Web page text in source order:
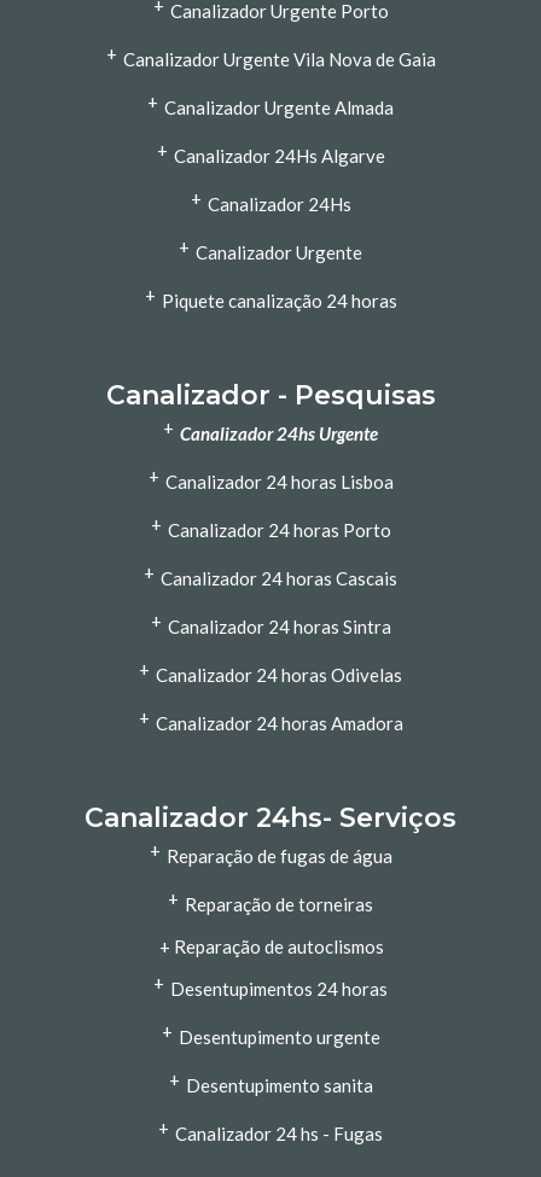
+ Canalizador Urgente Porto
+ Canalizador Urgente Vila Nova de Gaia
+ Canalizador Urgente Almada
+ Canalizador 24Hs Algarve
+ Canalizador 24Hs
+ Canalizador Urgente
+ Piquete canalização 24 horas
Canalizador - Pesquisas
+ Canalizador 24hs Urgente
+ Canalizador 24 horas Lisboa
+ Canalizador 24 horas Porto
+ Canalizador 24 horas Cascais
+ Canalizador 24 horas Sintra
+ Canalizador 24 horas Odivelas
+ Canalizador 24 horas Amadora
Canalizador 24hs- Serviços
+ Reparação de fugas de água
+ Reparação de torneiras
+ Reparação de autoclismos
+ Desentupimentos 24 horas
+ Desentupimento urgente
+ Desentupimento sanita
+ Canalizador 24 hs - Fugas